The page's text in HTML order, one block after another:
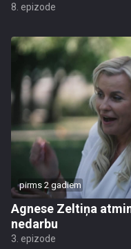
8. epizode
pirms 2 gadiem
Agnese Zeltiņa
nedarbu
3. epizode